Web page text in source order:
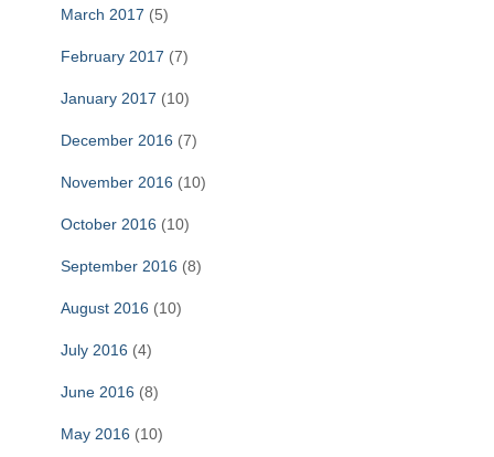
March 2017 (5)
February 2017 (7)
January 2017 (10)
December 2016 (7)
November 2016 (10)
October 2016 (10)
September 2016 (8)
August 2016 (10)
July 2016 (4)
June 2016 (8)
May 2016 (10)